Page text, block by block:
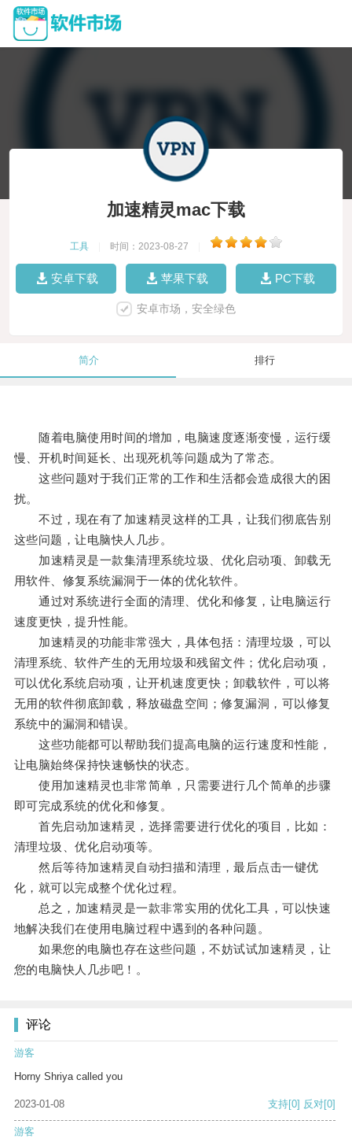
加速精灵mac下载
工具 时间：2023-08-27
安卓下载 苹果下载 PC下载
安卓市场，安全绿色
简介 排行
随着电脑使用时间的增加，电脑速度逐渐变慢，运行缓
慢、开机时间延长、出现死机等问题成为了常态。
这些问题对于我们正常的工作和生活都会造成很大的困
扰。
不过，现在有了加速精灵这样的工具，让我们彻底告别
这些问题，让电脑快人几步。
加速精灵是一款集清理系统垃圾、优化启动项、卸载无
用软件、修复系统漏洞于一体的优化软件。
通过对系统进行全面的清理、优化和修复，让电脑运行
速度更快，提升性能。
加速精灵的功能非常强大，具体包括：清理垃圾，可以
清理系统、软件产生的无用垃圾和残留文件；优化启动项，
可以优化系统启动项，让开机速度更快；卸载软件，可以将
无用的软件彻底卸载，释放磁盘空间；修复漏洞，可以修复
系统中的漏洞和错误。
这些功能都可以帮助我们提高电脑的运行速度和性能，
让电脑始终保持快速畅快的状态。
使用加速精灵也非常简单，只需要进行几个简单的步骤
即可完成系统的优化和修复。
首先启动加速精灵，选择需要进行优化的项目，比如：
清理垃圾、优化启动项等。
然后等待加速精灵自动扫描和清理，最后点击一键优
化，就可以完成整个优化过程。
总之，加速精灵是一款非常实用的优化工具，可以快速
地解决我们在使用电脑过程中遇到的各种问题。
如果您的电脑也存在这些问题，不妨试试加速精灵，让
您的电脑快人几步吧！。
评论
游客
Horny Shriya called you
2023-01-08 支持[0] 反对[0]
游客